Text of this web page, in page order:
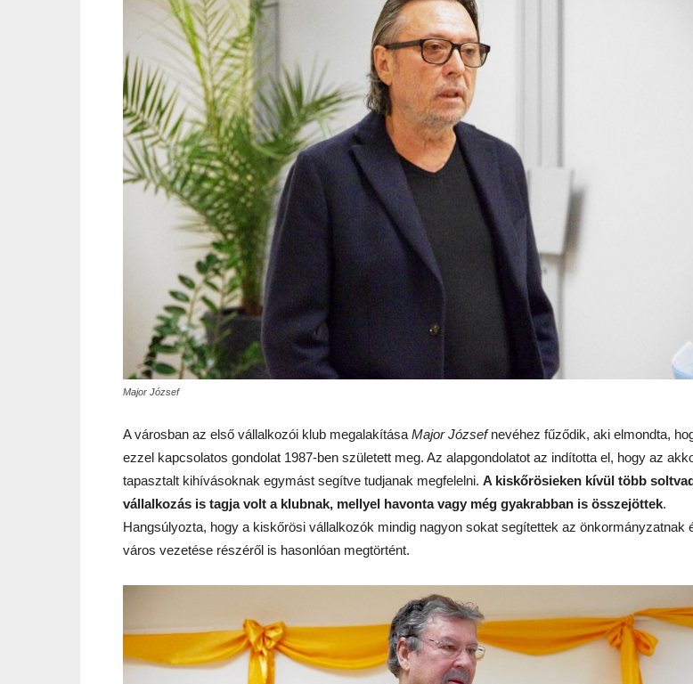
Major József
A városban az első vállalkozói klub megalakítása Major Józsefnevéhez fűződik, aki elmondta,
ezzel kapcsolatos gondolat 1987-ben született meg. Az alapgondolatot az indította el, hogy az
tapasztalt kihívásoknak egymást segítve tudjanak megfelelni. A kiskőrösieken kívül több
vállalkozás is tagja volt a klubnak, mellyel havonta vagy még gyakrabban is összejöttek.
Hangsúlyozta, hogy a kiskőrösi vállalkozók mindig nagyon sokat segítettek az önkormányzatnak
város vezetése részéről is hasonlóan megtörtént.